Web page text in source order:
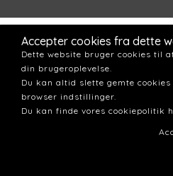
Accepter cookies fra dette
Dette website bruger cookies til
din brugeroplevelse.
Du kan altid slette gemte
browser indstillinger.
Du kan finde vores cookiepolitik